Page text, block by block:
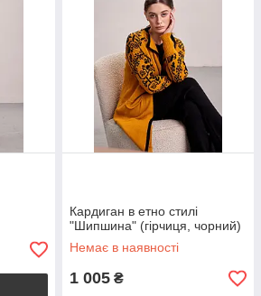
Кардиган в етно стилі
"Шипшина" (гірчиця, чорний)
Немає в наявності
1 005 ₴